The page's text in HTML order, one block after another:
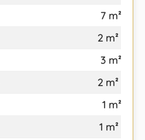
7 m²
2 m²
3 m²
2 m²
1 m²
1 m²